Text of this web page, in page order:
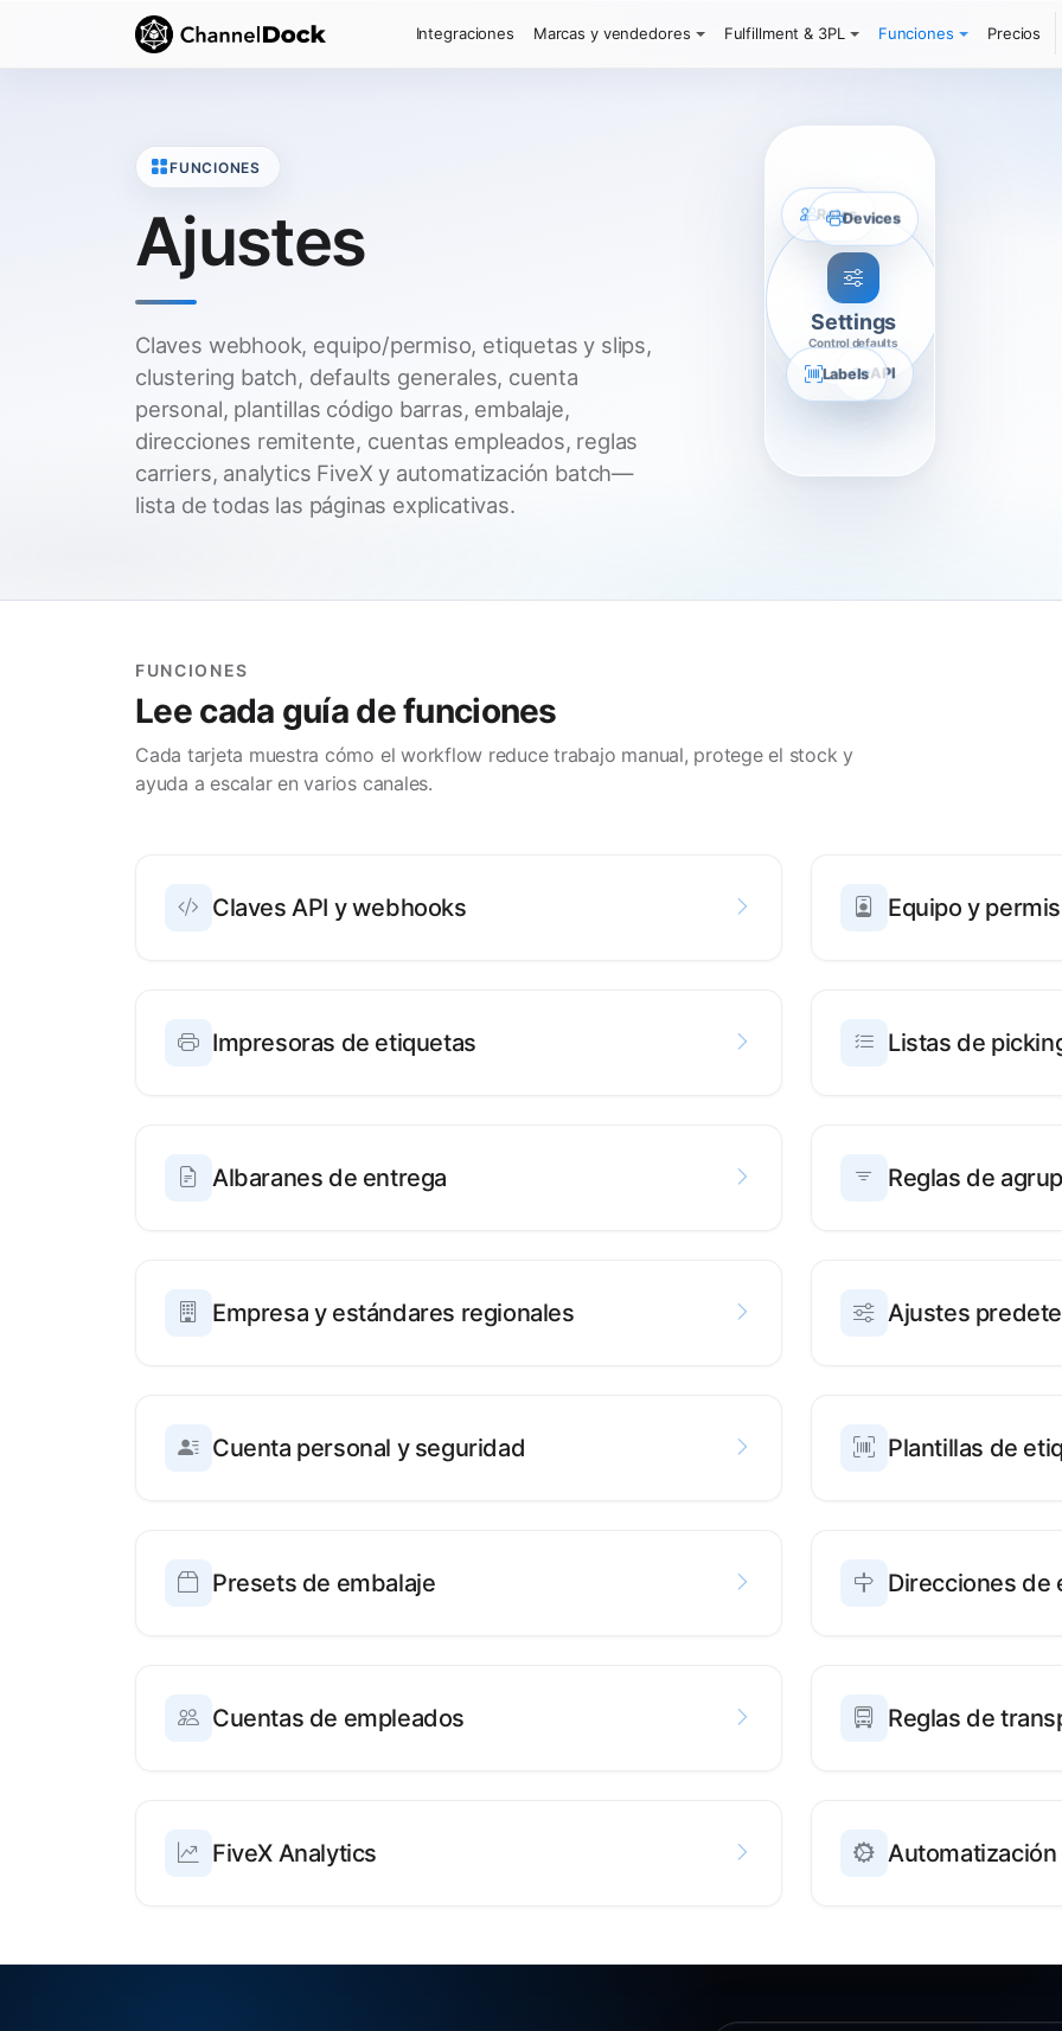
Integraciones Marcas y vendedores Fulfillment & 3PL Funciones Precios
FUNCIONES
Ajustes
Claves webhook, equipo/permiso, etiquetas y slips,
clustering batch, defaults generales, cuenta
personal, plantillas código barras, embalaje,
direcciones remitente, cuentas empleados, reglas
carriers, analytics FiveX y automatización batch—
lista de todas las páginas explicativas.
Settings
Control defaults
RolesDevices
API
Labels
FUNCIONES
Lee cada guía de funciones
Cada tarjeta muestra cómo el workflow reduce trabajo manual, protege el stock y
ayuda a escalar en varios canales.
Claves API y webhooks Equipo y
Impresoras de etiquetas Listas de
Albaranes de entrega Reglas de
Empresa y estándares regionales Ajustes
Cuenta personal y seguridad Plantillas de
Presets de embalaje Direcciones de
Cuentas de empleados Reglas de
FiveX Analytics